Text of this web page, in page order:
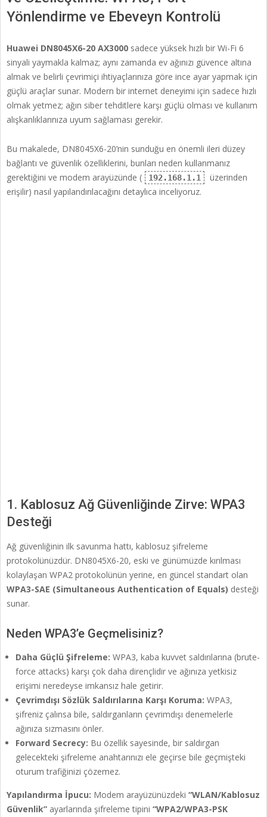
Yönlendirme ve Ebeveyn Kontrolü
Huawei DN8045X6-20 AX3000 sadece yüksek hızlı bir Wi-Fi 6
sinyali yaymakla kalmaz; aynı zamanda ev ağınızı güvence altına
almak ve belirli çevrimiçi ihtiyaçlarınıza göre ince ayar yapmak için
güçlü araçlar sunar. Modern bir internet deneyimi için sadece hızlı
olmak yetmez; ağın siber tehditlere karşı güçlü olması ve kullanım
alışkanlıklarınıza uyum sağlaması gerekir.
Bu makalede, DN8045X6-20’nin sunduğu en önemli ileri düzey
bağlantı ve güvenlik özelliklerini, bunları neden kullanmanız
gerektiğini ve modem arayüzünde (
192.168.1.1
üzerinden
erişilir) nasıl yapılandırılacağını detaylıca inceliyoruz.
1. Kablosuz Ağ Güvenliğinde Zirve: WPA3
Desteği
Ağ güvenliğinin ilk savunma hattı, kablosuz şifreleme
protokolünüzdür. DN8045X6-20, eski ve günümüzde kırılması
kolaylaşan WPA2 protokolünün yerine, en güncel standart olan
WPA3-SAE (Simultaneous Authentication of Equals) desteği
sunar.
Neden WPA3’e Geçmelisiniz?
Daha Güçlü Şifreleme: WPA3, kaba kuvvet saldırılarına (brute-
force attacks) karşı çok daha dirençlidir ve ağınıza yetkisiz
erişimi neredeyse imkansız hale getirir.
Çevrimdışı Sözlük Saldırılarına Karşı Koruma: WPA3,
şifreniz çalınsa bile, saldırganların çevrimdışı denemelerle
ağınıza sızmasını önler.
Forward Secrecy: Bu özellik sayesinde, bir saldırgan
gelecekteki şifreleme anahtarınızı ele geçirse bile geçmişteki
oturum trafiğinizi çözemez.
Yapılandırma İpucu: Modem arayüzünüzdeki “WLAN/Kablosuz
Güvenlik” ayarlarında şifreleme tipini “WPA2/WPA3-PSK